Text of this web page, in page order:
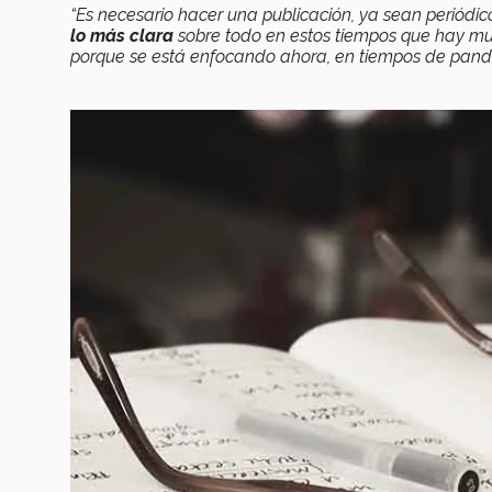
“Es necesario hacer una publicación, ya sean
lo más clarasobre todo en estos tiempos que hay
porque se está enfocando ahora, en tiempos de